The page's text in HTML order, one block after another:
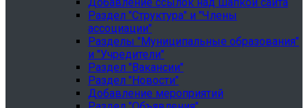
Раздел "Структура" и "Члены
ассоциации"
Разделы "Муниципальные образования"
и "Учредители"
Раздел "Вакансии"
Раздел "Новости"
Добавление мероприятий